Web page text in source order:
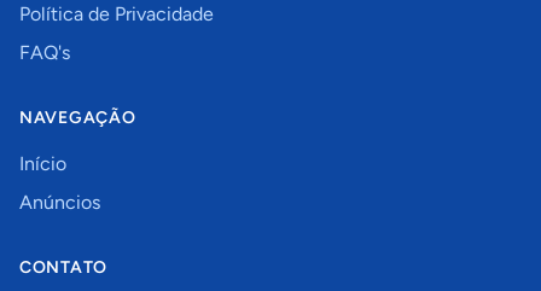
Política de Privacidade
FAQ's
NAVEGAÇÃO
Início
Anúncios
CONTATO